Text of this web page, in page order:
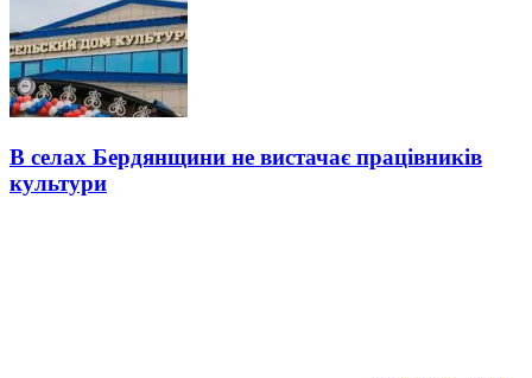
В селах Бердянщини не вистачає працівників
культури